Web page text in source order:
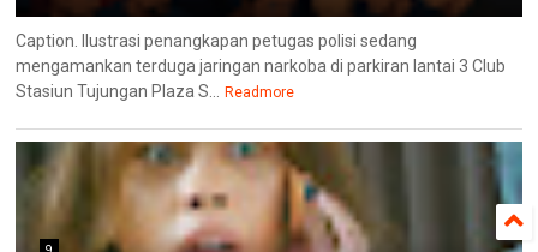
Caption. Ilustrasi penangkapan petugas polisi sedang
mengamankan terduga jaringan narkoba di parkiran lantai 3 Club
Stasiun Tujungan Plaza S... Readmore